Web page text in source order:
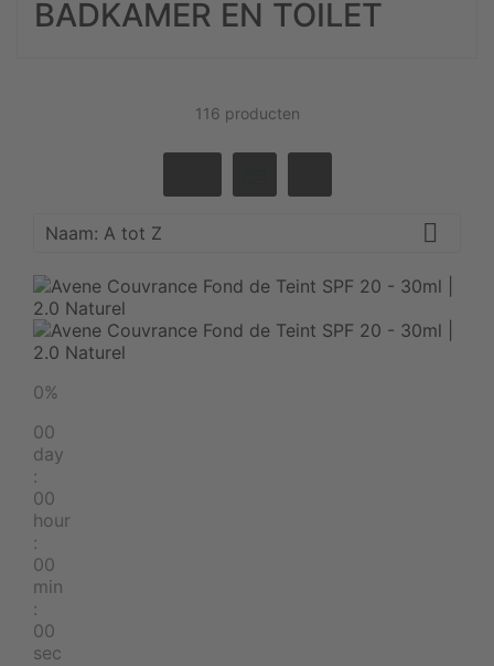
BADKAMER EN TOILET
116 producten
Naam: A tot Z 
0%
00
day
:
00
hour
:
00
min
:
00
sec